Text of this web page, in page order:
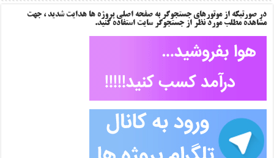
در صورتیکه از موتورهای جستجوگر به صفحه اصلی پروژه ها هدایت شدید ، جهت
مشاهده مطلب مورد نظر از جستجوگر سایت استفاده کنید.